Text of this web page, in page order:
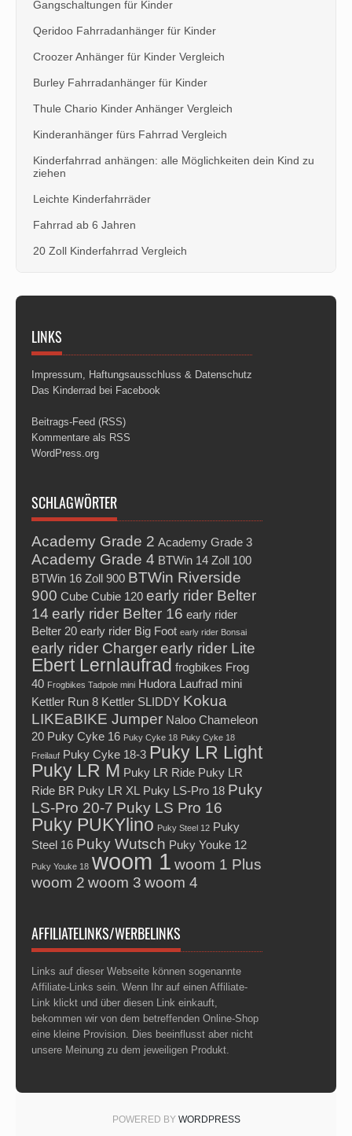
Gangschaltungen für Kinder
Qeridoo Fahrradanhänger für Kinder
Croozer Anhänger für Kinder Vergleich
Burley Fahrradanhänger für Kinder
Thule Chario Kinder Anhänger Vergleich
Kinderanhänger fürs Fahrrad Vergleich
Kinderfahrrad anhängen: alle Möglichkeiten dein Kind zu
ziehen
Leichte Kinderfahrräder
Fahrrad ab 6 Jahren
20 Zoll Kinderfahrrad Vergleich
LINKS
Impressum, Haftungsausschluss & Datenschutz
Das Kinderrad bei Facebook
Beitrags-Feed (RSS)
Kommentare als RSS
WordPress.org
SCHLAGWÖRTER
Academy Grade 2 Academy Grade 3
Academy Grade 4 BTWin 14 Zoll 100
BTWin 16 Zoll 900 BTWin Riverside
900 Cube Cubie 120 early rider Belter
14 early rider Belter 16 early rider
Belter 20 early rider Big Foot early rider Bonsai
early rider Chargerearly rider Lite
Ebert Lernlaufrad frogbikes Frog
40 Frogbikes Tadpole mini Hudora Laufrad mini
Kettler Run 8 Kettler SLIDDY Kokua
LIKEaBIKE Jumper Naloo Chameleon
20 Puky Cyke 16 Puky Cyke 18 Puky Cyke 18
Freilauf Puky Cyke 18-3 Puky LR Light
Puky LR M Puky LR Ride Puky LR
Ride BR Puky LR XL Puky LS-Pro 18 Puky
LS-Pro 20-7 Puky LS Pro 16
Puky PUKYlino Puky Steel 12 Puky
Steel 16 Puky Wutsch Puky Youke 12
Puky Youke 18 woom 1 woom 1 Plus
woom 2 woom 3 woom 4
AFFILIATELINKS/WERBELINKS
Links auf dieser Webseite können sogenannte
Affiliate-Links sein. Wenn Ihr auf einen Affiliate-
Link klickt und über diesen Link einkauft,
bekommen wir von dem betreffenden Online-Shop
eine kleine Provision. Dies beeinflusst aber nicht
unsere Meinung zu dem jeweiligen Produkt.
POWERED BY WORDPRESS